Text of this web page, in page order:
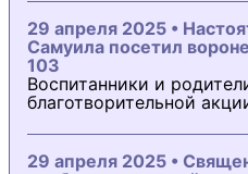
29 апреля 2025 •
Самуила посетил
103
Воспитанники и
благотворительной
29 апреля 2025 •